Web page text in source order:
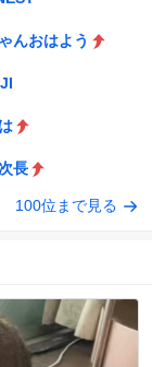
んおはよう
長
100位まで見る